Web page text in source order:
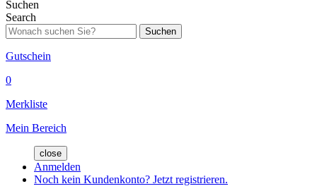
Suchen
Search
Suchen
Gutschein
0
Merkliste
Mein Bereich
close
Anmelden
Noch kein Kundenkonto? Jetzt registrieren.